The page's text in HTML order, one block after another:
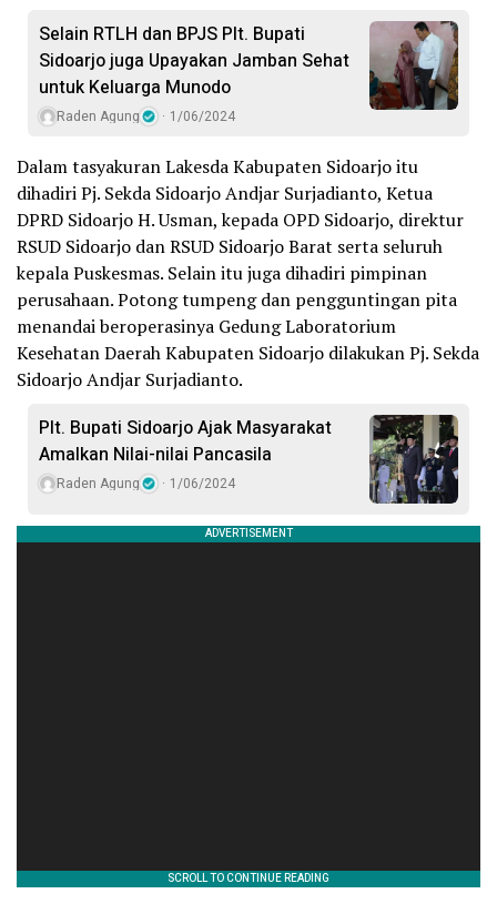
Selain RTLH dan BPJS Plt. Bupati
Sidoarjo juga Upayakan Jamban Sehat
untuk Keluarga Munodo
Raden Agung 1/06/2024
Dalam tasyakuran Lakesda Kabupaten Sidoarjo itu
dihadiri Pj. Sekda Sidoarjo Andjar Surjadianto, Ketua
DPRD Sidoarjo H. Usman, kepada OPD Sidoarjo, direktur
RSUD Sidoarjo dan RSUD Sidoarjo Barat serta seluruh
kepala Puskesmas. Selain itu juga dihadiri pimpinan
perusahaan. Potong tumpeng dan pengguntingan pita
menandai beroperasinya Gedung Laboratorium
Kesehatan Daerah Kabupaten Sidoarjo dilakukan Pj. Sekda
Sidoarjo Andjar Surjadianto.
Plt. Bupati Sidoarjo Ajak Masyarakat
Amalkan Nilai-nilai Pancasila
Raden Agung 1/06/2024